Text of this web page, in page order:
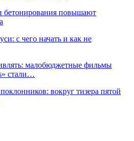
бетонирования повышают
с чего начать и как не
малобюджетные фильмы
стали…
вокруг тизера пятой